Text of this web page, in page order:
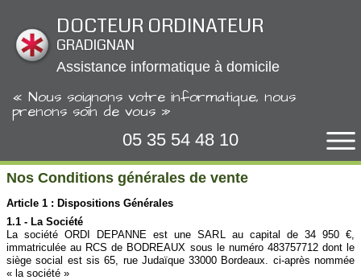
DOCTEUR ORDINATEUR
GRADIGNAN
Assistance informatique à domicile
« Nous soignons votre informatique, nous
prenons soin de vous »
05 35 54 48 10
Nos Conditions générales de vente
Article 1 : Dispositions Générales
1.1 - La Société
La société ORDI DEPANNE est une SARL au capital de 34 950 €,
immatriculée au RCS de BODREAUX sous le numéro 483757712 dont le
siège social est sis 65, rue Judaïque 33000 Bordeaux. ci-après nommée
« la société »